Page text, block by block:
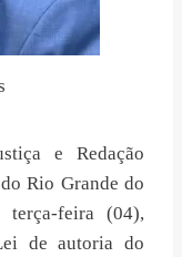
e Redação
Rio Grande do
terça-feira (04),
de autoria do